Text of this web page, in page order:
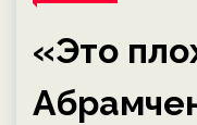
«Это